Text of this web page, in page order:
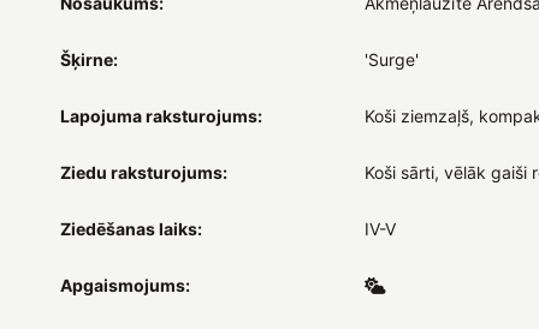
Šķirne: 'Surge'
Lapojuma raksturojums: Koši ziemzaļš,
Ziedu raksturojums: Koši sārti, vēlāk gaiši
Ziedēšanas laiks: IV-V
Apgaismojums: